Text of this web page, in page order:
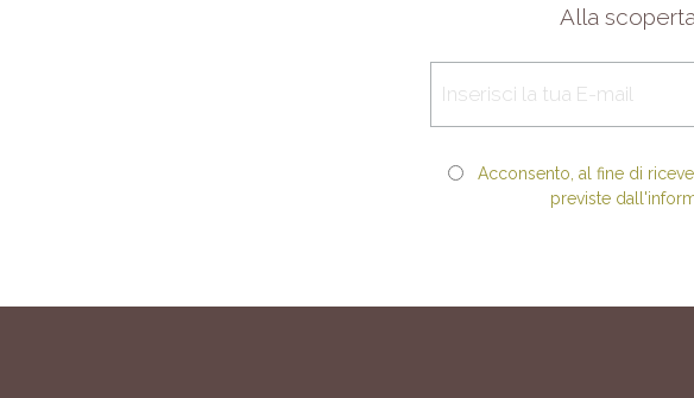
Alla
Acconsento, al fine di
previste